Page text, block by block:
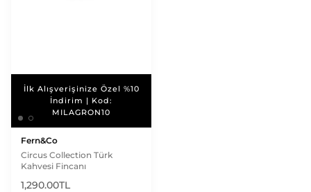
İlk Alışverişinize Özel %10
İndirim | Kod:
MILAGRON10
İlk Alışverişinize Özel %10
İndirim | Kod:
MILAGRON10
Fern&Co
Circus Collection Türk
Kahvesi Fincanı
1,290.00TL